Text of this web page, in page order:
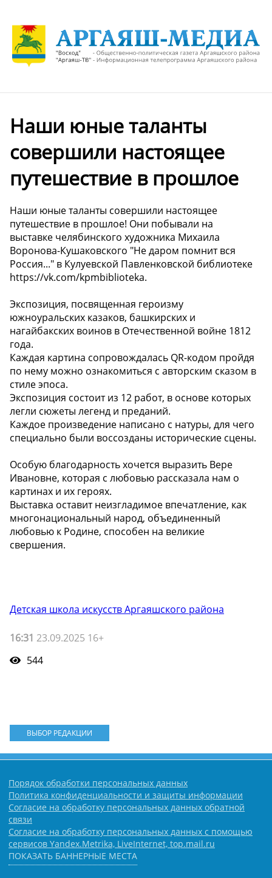
Наши юные таланты
совершили настоящее
путешествие в прошлое
Наши юные таланты совершили настоящее
путешествие в прошлое! Они побывали на
выставке челябинского художника Михаила
Воронова-Кушаковского "Не даром помнит вся
Россия..." в Кулуевской Павленковской библиотеке
https://vk.com/kpmbiblioteka.
Экспозиция, посвященная героизму
южноуральских казаков, башкирских и
нагайбакских воинов в Отечественной войне 1812
года.
Каждая картина сопровождалась QR-кодом пройдя
по нему можно ознакомиться с авторским сказом в
стиле эпоса.
Экспозиция состоит из 12 работ, в основе которых
легли сюжеты легенд и преданий.
Каждое произведение написано с натуры, для чего
специально были воссозданы исторические сцены.
Особую благодарность хочется выразить Вере
Ивановне, которая с любовью рассказала нам о
картинах и их героях.
Выставка оставит неизгладимое впечатление, как
многонациональный народ, объединенный
любовью к Родине, способен на великие
свершения.
Детская школа искусств Аргаяшского района
16:31 23.09.2025 16+
544
ВЫБОР РЕДАКЦИИ
Порядок обработки персональных данных
Политика конфиденциальности и защиты информации
Согласие на обработку персональных данных обратной
связи
Согласие на обработку персональных данных с помощью
сервисов Yandex.Metrika, LiveInternet, top.mail.ru
ПОКАЗАТЬ БАННЕРНЫЕ МЕСТА